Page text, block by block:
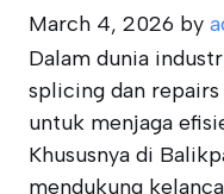
March 4, 2026 by
Dalam dunia
splicing dan
untuk menjaga
Khususnya di
mendukung